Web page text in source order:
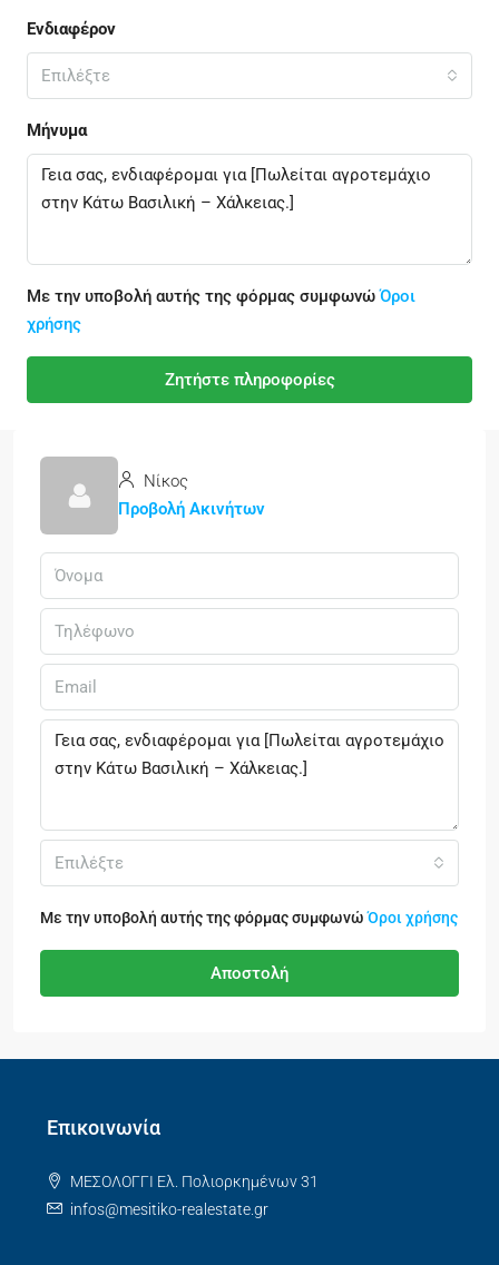
Ενδιαφέρον
Επιλέξτε
Μήνυμα
Με την υποβολή αυτής της φόρμας συμφωνώΌροι
χρήσης
Ζητήστε πληροφορίες
Νίκος
Προβολή Ακινήτων
Επιλέξτε
Με την υποβολή αυτής της φόρμας συμφωνώΌροι χρήσης
Αποστολή
Επικοινωνία
ΜΕΣΟΛΟΓΓΙ Ελ. Πολιορκημένων 31
infos@mesitiko-realestate.gr